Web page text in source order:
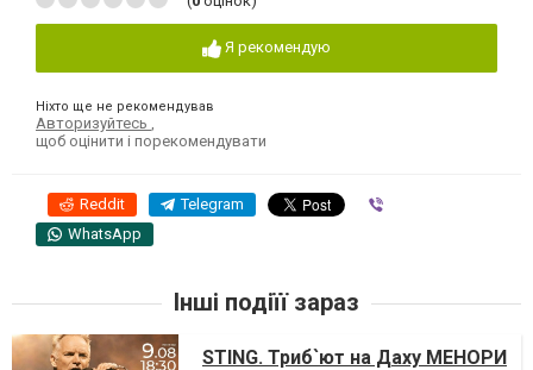
Я рекомендую
Ніхто ще не рекомендував
Авторизуйтесь
щоб оцінити і порекомендувати
Reddit Telegram
WhatsApp
Інші подіїї зараз
STING. Триб`ют на Даху МЕНОРИ